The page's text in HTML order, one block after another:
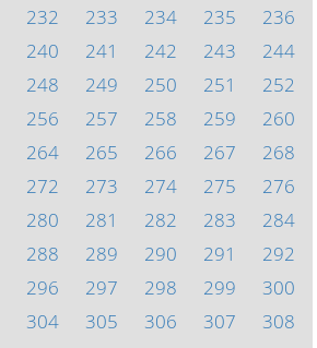
232 233 234 235
236
240 241 242 243
244
248 249 250 251
252
256 257 258 259
260
264 265 266 267
268
272 273 274 275
276
280 281 282 283
284
288 289 290 291
292
296 297 298 299
300
304 305 306 307
308